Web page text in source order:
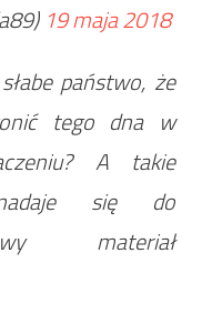
19 maja 2018
państwo, że
tego dna w
A takie
się do
materiał